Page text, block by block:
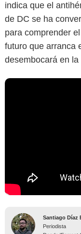
indica que el
de DC se ha
para comprender
futuro que arranca
desembocará en
Santiago Díaz
Periodista